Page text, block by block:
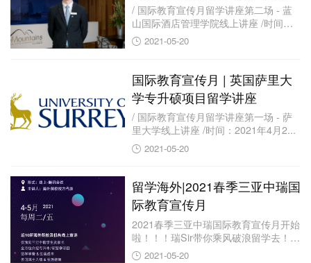
/ 国际教育宣传月留学讲座第二场 - 蓝
山国际酒店管理学院线上讲座 /时间：
20...2021-05-20
国际教育宣传月 | 英国萨里大
学专升硕项目留学讲座
/ 国际教育宣传月留学讲座第一场 - 萨
里大学线上讲座 /时间：2021年4月2...
2021-05-20
留学海外|2021春季三亚中瑞国
际教育宣传月
2021春季三亚中瑞国际教育宣传月开始
啦！！！瑞Sir带你乘风破浪留学去！留
学海...2021-05-20